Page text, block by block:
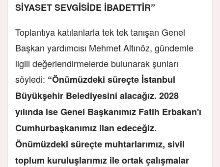
SİYASET SEVGİSİDE İBADETTİR”
Toplantıya katılanlarla tek tek tanışan Genel
Başkan yardımcısı Mehmet Altınöz, gündemle
ilgili değerlendirmelerde bulunarak şunları
söyledi: “Önümüzdeki süreçte İstanbul
Büyükşehir Belediyesini alacağız. 2028
yılında ise Genel Başkanımız Fatih Erbakan'ı
Cumhurbaşkanımız ilan edeceğiz.
Önümüzdeki süreçte muhtarlarımız, sivil
toplum kuruluşlarımız ile ortak çalışmalar